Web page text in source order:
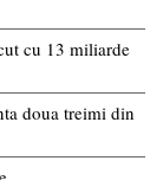
cu 13 miliarde
doua treimi din